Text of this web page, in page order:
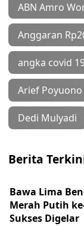
ABN Amro
Anggaran
angka covid
Arief Poyuono
Dedi Mulyadi
Berita
Bawa Lima
Merah Putih
Sukses Digelar